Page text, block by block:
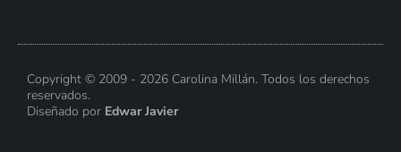
Copyright © 2009 - 2026 Carolina Millán. Todos los derechos
reservados.
Diseñado por Edwar Javier